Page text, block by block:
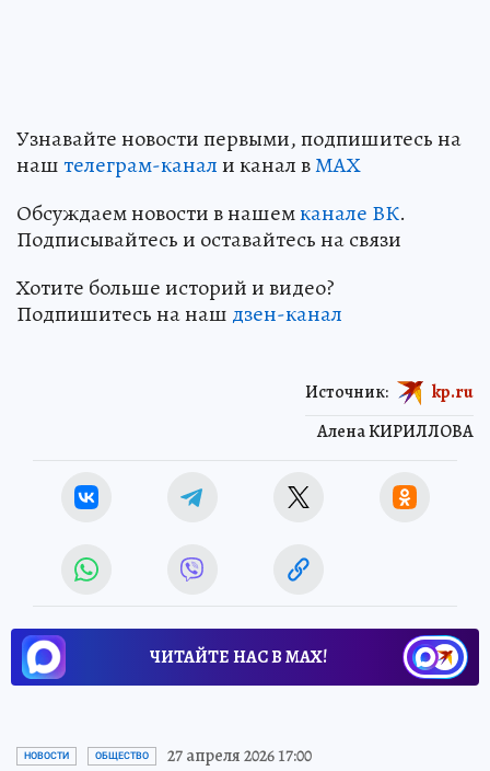
Узнавайте новости первыми, подпишитесь на
наштелеграм-канали канал вМАХ
Обсуждаем новости в нашемканале ВК.
Подписывайтесь и оставайтесь на связи
Хотите больше историй и видео?
Подпишитесь на наш дзен-канал
Алена КИРИЛЛОВА
Источник: kp.ru
ЧИТАЙТЕ НАС В МАХ!
НОВОСТИ ОБЩЕСТВО 27 апреля 2026 17:00